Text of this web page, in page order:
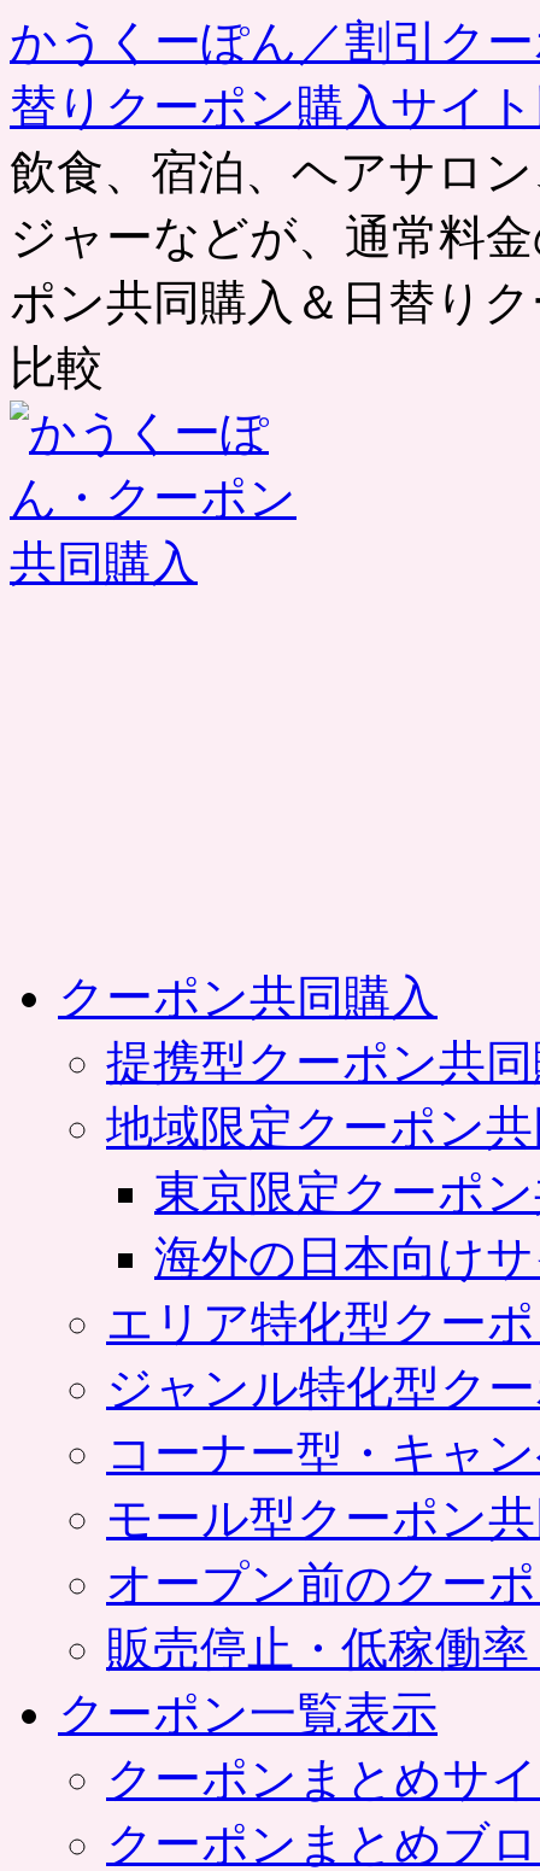
かうくーぽん／割引ク
替りクーポン購入サイ
飲食、宿泊、ヘアサロ
ジャーなどが、通常料
ポン共同購入＆日替り
比較
クーポン共同購入
提携型クーポン共
地域限定クーポン
東京限定クーポ
海外の日本向け
エリア特化型クー
ジャンル特化型ク
コーナー型・キャ
モール型クーポン
オープン前のクー
販売停止・低稼働
クーポン一覧表示
クーポンまとめサ
クーポンまとめブ